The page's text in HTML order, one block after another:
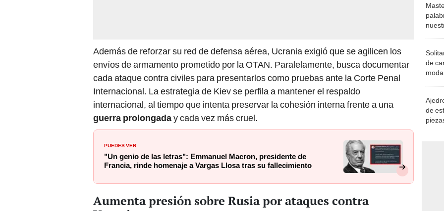
Además de reforzar su red de defensa aérea, Ucrania exigió que se agilicen los
envíos de armamento prometido por la OTAN. Paralelamente, busca documentar
cada ataque contra civiles para presentarlos como pruebas ante la Corte Penal
Internacional. La estrategia de Kiev se perfila a mantener el respaldo
internacional, al tiempo que intenta preservar la cohesión interna frente a una
guerra prolongaday cada vez más cruel.
PUEDES VER:
"Un genio de las letras": Emmanuel Macron, presidente de
Francia, rinde homenaje a Vargas Llosa tras su fallecimiento
Aumenta presión sobre Rusia por ataques contra
de
de